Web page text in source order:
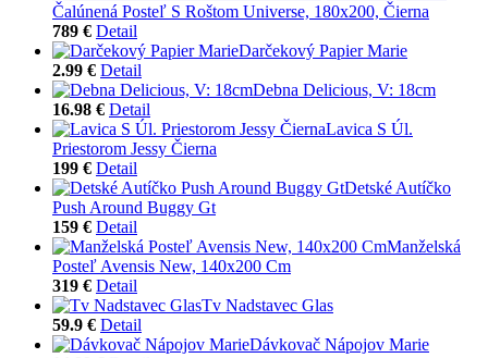
Čalúnená Posteľ S Roštom Universe, 180x200, Čierna
789 € Detail
Darčekový Papier Marie
2.99 € Detail
Debna Delicious, V: 18cm
16.98 € Detail
Lavica S Úl.
Priestorom Jessy Čierna
199 € Detail
Detské Autíčko
Push Around Buggy Gt
159 € Detail
Manželská
Posteľ Avensis New, 140x200 Cm
319 € Detail
Tv Nadstavec Glas
59.9 € Detail
Dávkovač Nápojov Marie